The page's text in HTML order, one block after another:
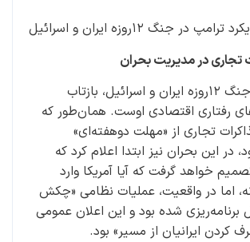
در جنگ ۱۲روزه ایران و اسرائیل
در مدیریت بحران
رفتار ترامپ در جنگ ۱۲روزه ایران و اسرائیل، بازتاب
رفتاری اقتصادی اوست. همان‌طور که
تجاری از «مهلت دوهفته‌ای»
در این بحران نیز ابتدا اعلام کرد که
خواهد گرفت که آیا آمریکا وارد
اما در واقعیت، عملیات نظامی «چکش
برنامه‌ریزی شده بود و این اعلان عمومی
کردن ایرانیان از مسیر» بود.